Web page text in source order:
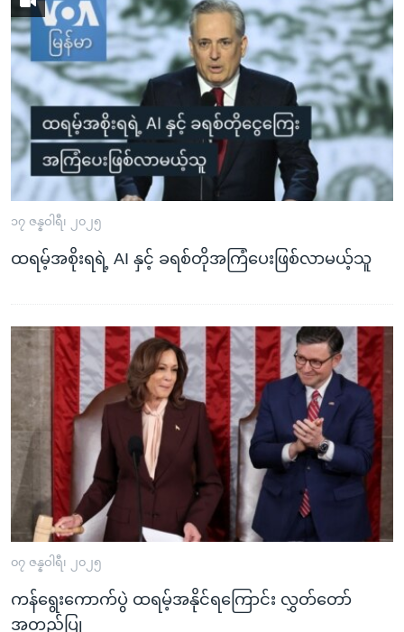
၁၇ ဇန္နဝါရီ၊ ၂၀၂၅
ထရမ့်အစိုးရရဲ့ AI နှင့် ခရစ်တိုအကြံပေးဖြစ်လာမယ့်သူ
၀၇ ဇန္နဝါရီ၊ ၂၀၂၅
ကန်ရွေးကောက်ပွဲ ထရမ့်အနိုင်ရကြောင်း လွှတ်တော်
အတည်ပြု